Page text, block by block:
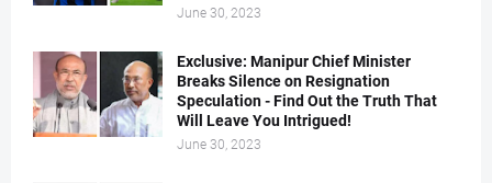
June 30, 2023
Exclusive: Manipur Chief Minister
Breaks Silence on Resignation
Speculation - Find Out the Truth That
Will Leave You Intrigued!
June 30, 2023